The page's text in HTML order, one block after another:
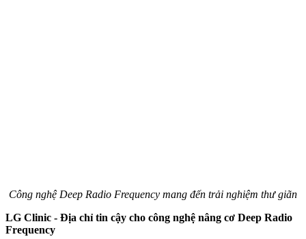
Công nghệ Deep Radio Frequency mang đến trải nghiệm thư giãn
LG Clinic - Địa chỉ tin cậy cho công nghệ nâng cơ Deep Radio
Frequency